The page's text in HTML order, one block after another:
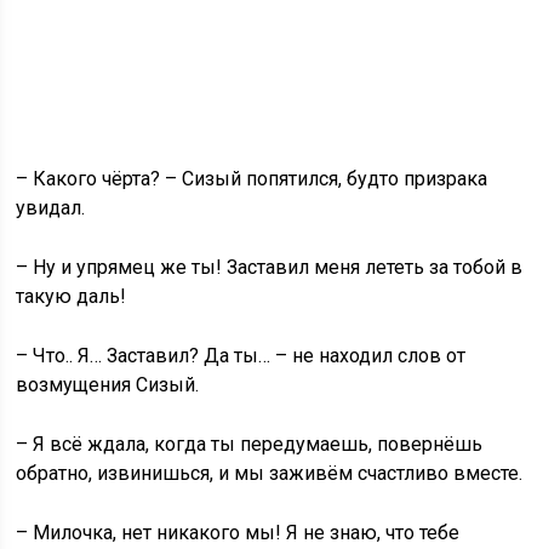
– Какого чёрта? – Сизый попятился, будто призрака
увидал.
– Ну и упрямец же ты! Заставил меня лететь за тобой в
такую даль!
– Что.. Я… Заставил? Да ты… – не находил слов от
возмущения Сизый.
– Я всё ждала, когда ты передумаешь, повернёшь
обратно, извинишься, и мы заживём счастливо вместе.
– Милочка, нет никакого мы! Я не знаю, что тебе